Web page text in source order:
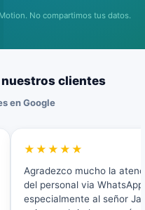
No compartimos tus datos.
nuestros clientes
en Google
★★★★★
Agradezco mucho la
del personal via
especialmente al señor